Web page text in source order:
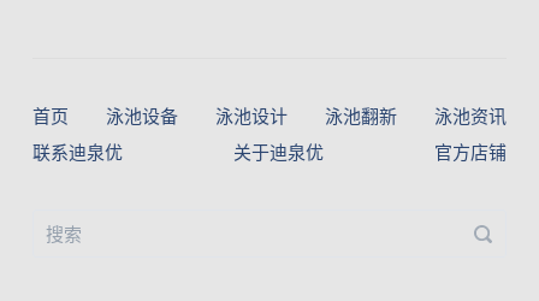
首页 泳池设备 泳池设计 泳池翻新
泳池资讯
联系迪泉优
关于迪泉优 官方店铺